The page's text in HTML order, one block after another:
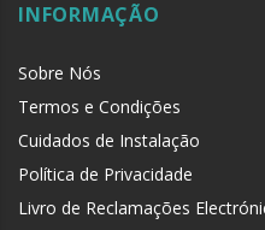
INFORMAÇÃO
Sobre Nós
Termos e Condições
Cuidados de Instalação
Política de Privacidade
Livro de Reclamações